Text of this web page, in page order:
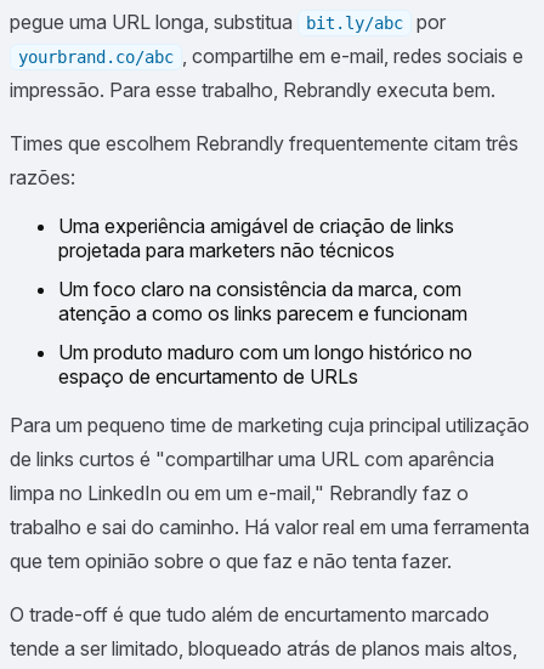
pegue uma URL longa, substitua
bit.ly/abc por
yourbrand.co/abc , compartilhe em e-mail, redes sociais e
impressão. Para esse trabalho, Rebrandly executa bem.
Times que escolhem Rebrandly frequentemente citam três
razões:
Uma experiência amigável de criação de links
projetada para marketers não técnicos
Um foco claro na consistência da marca, com
atenção a como os links parecem e funcionam
Um produto maduro com um longo histórico no
espaço de encurtamento de URLs
Para um pequeno time de marketing cuja principal utilização
de links curtos é "compartilhar uma URL com aparência
limpa no LinkedIn ou em um e-mail," Rebrandly faz o
trabalho e sai do caminho. Há valor real em uma ferramenta
que tem opinião sobre o que faz e não tenta fazer.
O trade-off é que tudo além de encurtamento marcado
tende a ser limitado, bloqueado atrás de planos mais altos,